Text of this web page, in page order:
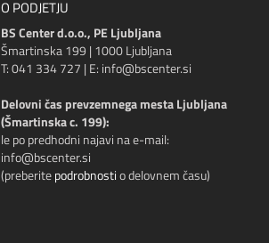
O PODJETJU
BS Center d.o.o., PE Ljubljana
Šmartinska 199 | 1000 Ljubljana
T: 041 334 727 | E: info@bscenter.si
Delovni čas prevzemnega mesta Ljubljana
(Šmartinska c. 199):
le po predhodni najavi na e-mail:
info@bscenter.si
(preberitepodrobnostio delovnem času)